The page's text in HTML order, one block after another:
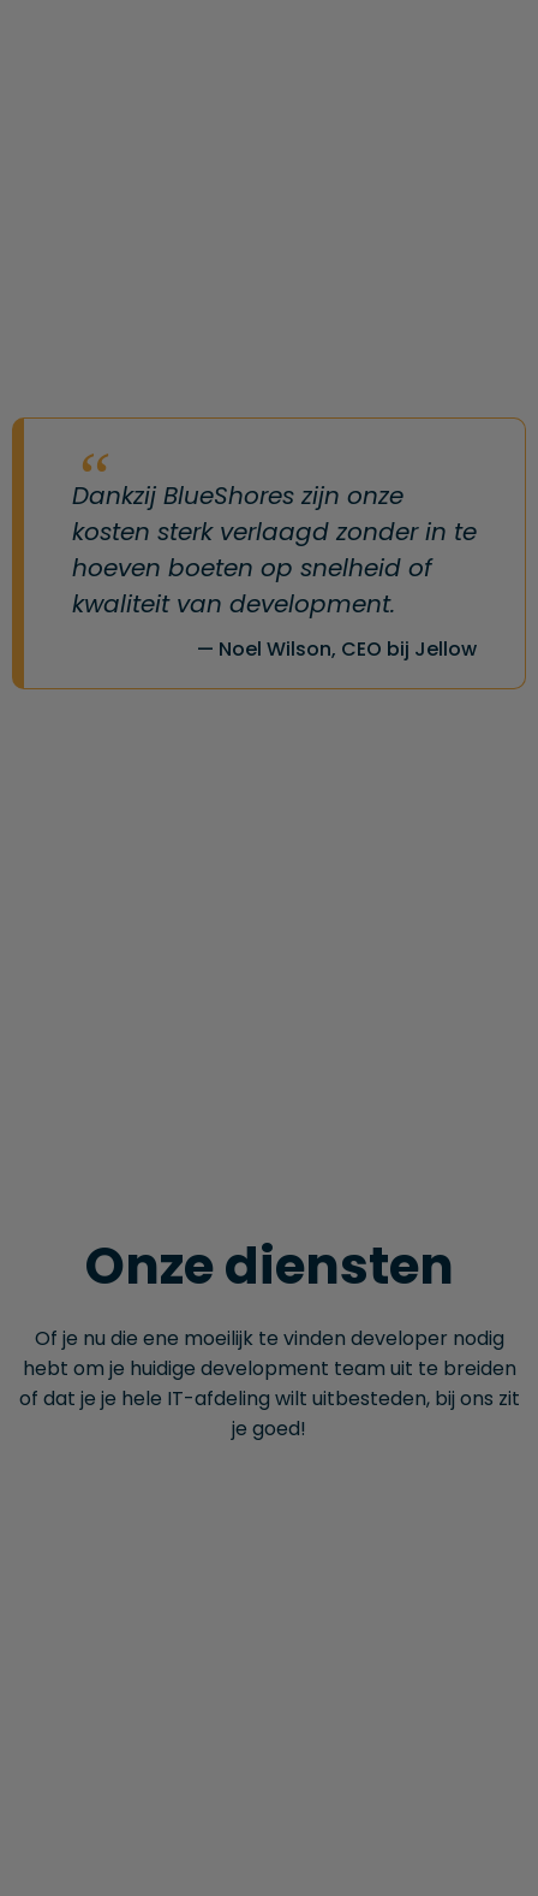
Dankzij BlueShores zijn onze
kosten sterk verlaagd zonder in te
hoeven boeten op snelheid of
kwaliteit van development.
Noel Wilson, CEO bij Jellow
Onze diensten
Of je nu die ene moeilijk te vinden developer nodig
hebt om je huidige development team uit te breiden
of dat je je hele IT-afdeling wilt uitbesteden, bij ons zit
je goed!